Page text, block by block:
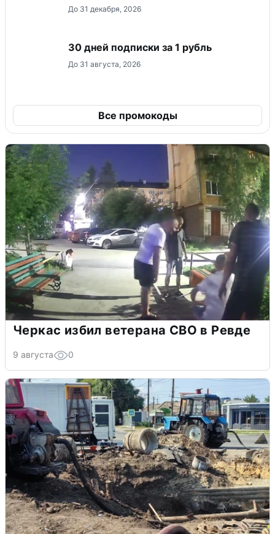
До 31 декабря, 2026
30 дней подписки за 1 рубль
До 31 августа, 2026
Все промокоды
Черкас избил ветерана СВО в Ревде
9 августа 0